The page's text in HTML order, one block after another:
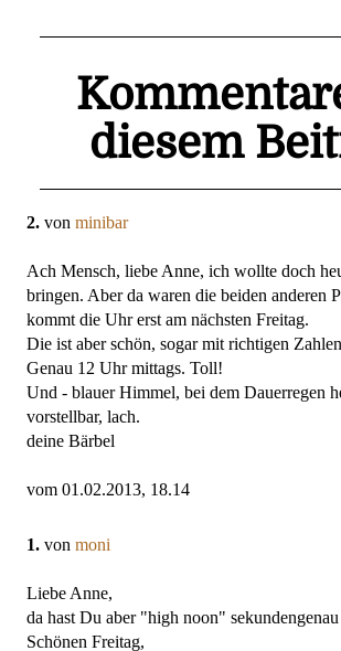
diesem
2. von minibar
Ach Mensch, liebe Anne, ich wollte doch
bringen. Aber da waren die beiden anderen
kommt die Uhr erst am nächsten Freitag.
Die ist aber schön, sogar mit richtigen
Genau 12 Uhr mittags. Toll!
Und - blauer Himmel, bei dem Dauerregen
vorstellbar, lach.
deine Bärbel
vom 01.02.2013, 18.14
1. von moni
Liebe Anne,
da hast Du aber "high noon"
Schönen Freitag,